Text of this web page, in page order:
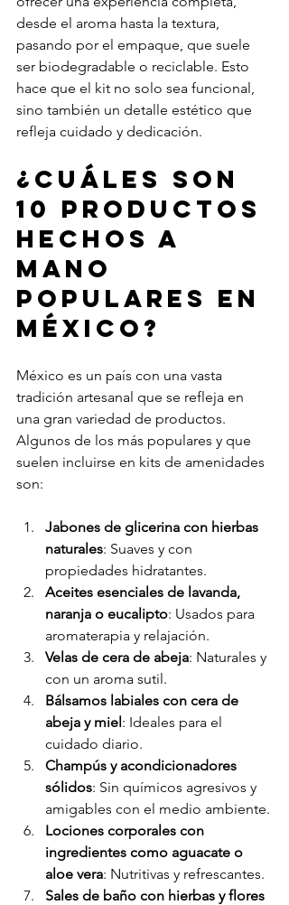
desde el aroma hasta la textura,
pasando por el empaque, que suele
ser biodegradable o reciclable. Esto
hace que el kit no solo sea funcional,
sino también un detalle estético que
refleja cuidado y dedicación.
¿Cuáles son
10 productos
hechos a
mano
populares en
México?
México es un país con una vasta
tradición artesanal que se refleja en
una gran variedad de productos.
Algunos de los más populares y que
suelen incluirse en kits de amenidades
son:
Jabones de glicerina con hierbas
naturales: Suaves y con
propiedades hidratantes.
Aceites esenciales de lavanda,
naranja o eucalipto: Usados para
aromaterapia y relajación.
Velas de cera de abeja: Naturales y
con un aroma sutil.
Bálsamos labiales con cera de
abeja y miel: Ideales para el
cuidado diario.
Champús y acondicionadores
sólidos: Sin químicos agresivos y
amigables con el medio ambiente.
Lociones corporales con
ingredientes como aguacate o
aloe vera: Nutritivas y refrescantes.
Sales de baño con hierbas y flores